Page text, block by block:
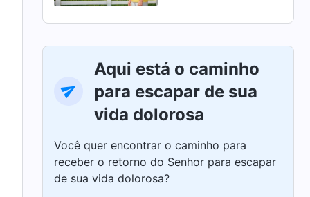
Aqui está o caminho
para escapar de sua
vida dolorosa
Você quer encontrar o caminho para
receber o retorno do Senhor para escapar
de sua vida dolorosa?